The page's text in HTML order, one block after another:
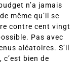
n’a jamais
même qu’il se
contre cent vingt
Pas avec
aléatoires. S’il
bien de